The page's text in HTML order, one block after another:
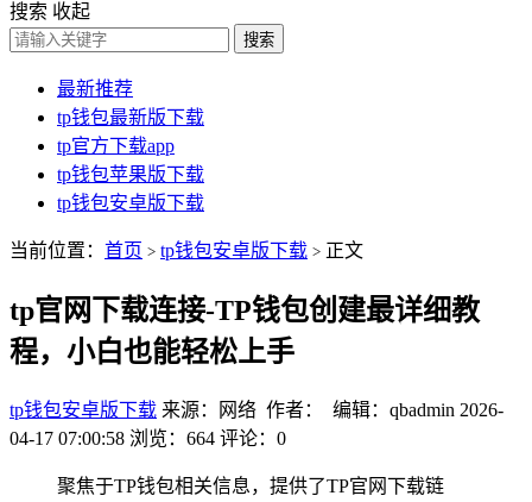
搜索 收起
搜索
最新推荐
tp钱包最新版下载
tp官方下载app
tp钱包苹果版下载
tp钱包安卓版下载
当前位置： 首页 > tp钱包安卓版下载 > 正文
tp官网下载连接-TP钱包创建最详细教
程，小白也能轻松上手
tp钱包安卓版下载 来源：网络 作者： 编辑：qbadmin 2026-
04-17 07:00:58 浏览：664 评论：0
聚焦于TP钱包相关信息，提供了TP官网下载链